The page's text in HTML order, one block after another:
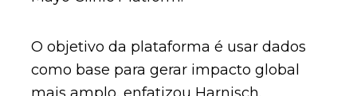
O objetivo da plataforma é usar dados
como base para gerar impacto global